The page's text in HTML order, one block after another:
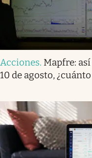
Acciones. Mapfre:
10 de agosto,